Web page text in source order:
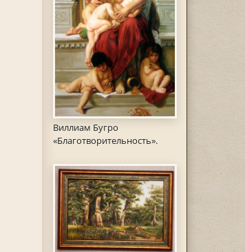
Виллиам Бугро
«Благотворительность».